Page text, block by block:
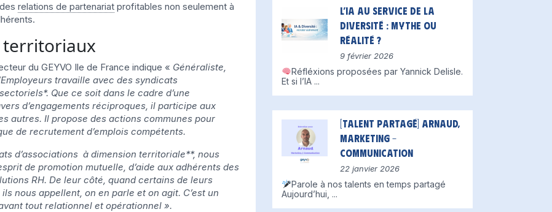
relations de partenariat profitables non seulement à
territoriaux
du GEYVO Ile de France indique « Généraliste,
travaille avec des syndicats
Que ce soit dans le cadre d’une
d’engagements réciproques, il participe aux
autres. Il propose des actions communes pour
de recrutement d’emplois compétents.
d’associations à dimension territoriale**, nous
de promotion mutuelle, d’aide aux adhérents des
RH. De leur côté, quand certains de leurs
nous appellent, on en parle et on agit. C’est un
tout relationnel et opérationnel ».
L’IA au service de la
diversité : mythe ou
réalité ?
9 février 2026
Réfléxions proposées par Yannick Delisle.
Et si l’IA ...
[Talent partagé] Arnaud,
Marketing –
Communication
22 janvier 2026
Parole à nos talents en temps partagé
Aujourd’hui, ...